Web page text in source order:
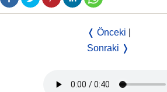
❬ Önceki
Sonraki ❭